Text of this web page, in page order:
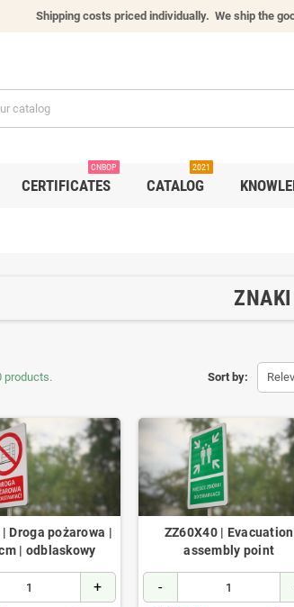
Shipping costs priced individually. We ship the
CERTIFICATES
CNBOP
CATALOG
2021
Sort by:
products.
| Droga pożarowa |
| odblaskowy
+
ZZ60X40 | Evacuation
assembly point
-